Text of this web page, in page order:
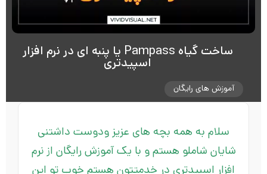
ساخت گیاه Pampass یا پنبه ای در نرم افزار
اسپیدتری
آموزش های رایگان
سلام به همه بچه های عزیز و‌دوست داشتنی
شایان شاملو هستم و با یک آموزش رایگان از نرم